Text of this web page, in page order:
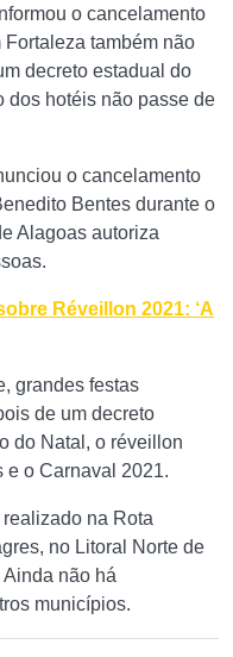
o cancelamento
também não
decreto estadual do
dos hotéis não passe de
o cancelamento
Bentes durante o
Alagoas autoriza
Réveillon 2021: ‘A
grandes festas
de um decreto
do Natal, o réveillon
e o Carnaval 2021.
na Rota
no Litoral Norte de
não há
municípios.